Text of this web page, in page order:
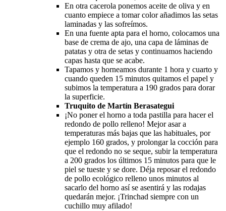
En otra cacerola ponemos aceite de oliva y en
cuanto empiece a tomar color añadimos las setas
laminadas y las sofreímos.
En una fuente apta para el horno, colocamos una
base de crema de ajo, una capa de láminas de
patatas y otra de setas y continuamos haciendo
capas hasta que se acabe.
Tapamos y horneamos durante 1 hora y cuarto y
cuando queden 15 minutos quitamos el papel y
subimos la temperatura a 190 grados para dorar
la superficie.
Truquito de Martín Berasategui
¡No poner el horno a toda pastilla para hacer el
redondo de pollo relleno! Mejor asar a
temperaturas más bajas que las habituales, por
ejemplo 160 grados, y prolongar la cocción para
que el redondo no se seque, subir la temperatura
a 200 grados los últimos 15 minutos para que le
piel se tueste y se dore. Déja reposar el redondo
de pollo ecológico relleno unos minutos al
sacarlo del horno así se asentirá y las rodajas
quedarán mejor. ¡Trinchad siempre con un
cuchillo muy afilado!